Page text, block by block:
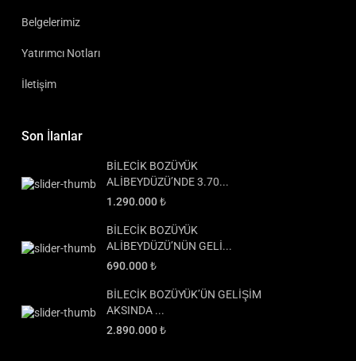
Belgelerimiz
Yatırımcı Notları
İletişim
Son İlanlar
BİLECİK BOZÜYÜK
ALİBEYDÜZÜ’NDE 3.70...
1.290.000 ₺
BİLECİK BOZÜYÜK
ALİBEYDÜZÜ’NÜN GELİ...
690.000 ₺
BİLECİK BOZÜYÜK’ÜN GELİŞİM
AKSINDA ...
2.890.000 ₺